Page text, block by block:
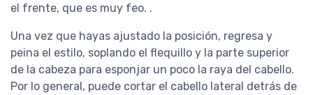
el frente, que es muy feo. .
Una vez que hayas ajustado la posición, regresa y
peina el estilo, soplando el flequillo y la parte superior
de la cabeza para esponjar un poco la raya del cabello.
Por lo general, puede cortar el cabello lateral detrás de